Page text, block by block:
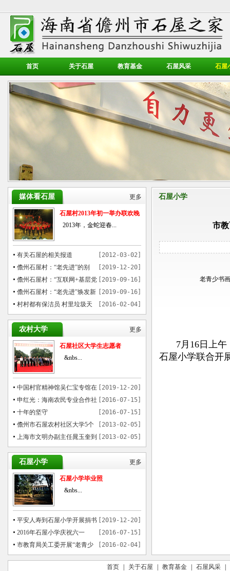
首页 关于石屋 教育基金 石屋风采 石屋
更多
媒体看石屋
石屋村2013年初一举办联欢晚
会
2013年，金蛇迎春...
[2012-03-02]
有关石屋的相关报道
[2019-12-20]
儋州石屋村：“老先进”的别
样“穿越”
[2019-09-16]
儋州石屋村：“互联网+基层党
建”模式催热乡村游
[2019-09-16]
儋州石屋村：“老先进”焕发新
魅力
[2016-02-04]
村村都有保洁员 村里垃圾天
天运
更多
农村大学
石屋社区大学生志愿者
&nbs...
[2019-12-20]
中国村官精神馆吴仁宝专馆在
儋州石屋村揭牌
[2016-07-15]
申红光：海南农民专业合作社
贷款的先行者
[2016-07-15]
十年的坚守
[2013-02-05]
儋州市石屋农村社区大学5个
月培训1000多农民
[2013-02-05]
上海市文明办副主任晁玉奎到
儋州市参观考察
更多
石屋小学
石屋小学毕业照
&nbs...
[2019-12-20]
平安人寿到石屋小学开展捐书
活动
[2016-07-15]
2016年石屋小学庆祝六一
[2016-02-04]
市教育局关工委开展“老青少
共画中国梦”书画活动在石屋举行
石屋小学
市
老青少书
7月16日上午
石屋小学联合开
首页 关于石屋 教育基金 石屋风采